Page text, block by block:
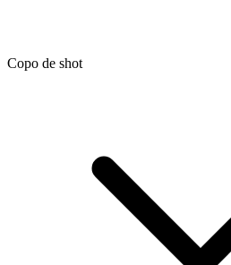
Copo de shot